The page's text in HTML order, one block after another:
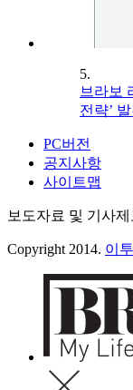
5.
브라보
전략’
PC버전
공지사항
사이트맵
보도자료 및 기사제
Copyright 2014. 이